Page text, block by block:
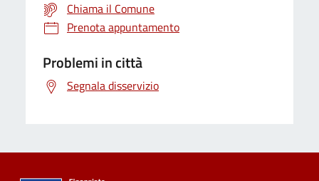
Chiama il Comune
Prenota appuntamento
Problemi in città
Segnala disservizio